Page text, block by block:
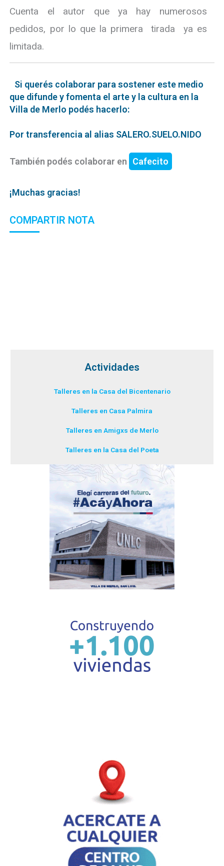
Cuenta el autor que ya hay numerosos
pedidos, por lo que la primera tirada ya es
limitada.
Si querés colaborar para sostener este medio
que difunde y fomenta el arte y la cultura en la
Villa de Merlo podés hacerlo:
Por transferencia al alias SALERO.SUELO.NIDO
También podés colaborar en Cafecito
¡Muchas gracias!
COMPARTIR NOTA
Actividades
Talleres en la Casa del Bicentenario
Talleres en Casa Palmira
Talleres en Amigxs de Merlo
Talleres en la Casa del Poeta